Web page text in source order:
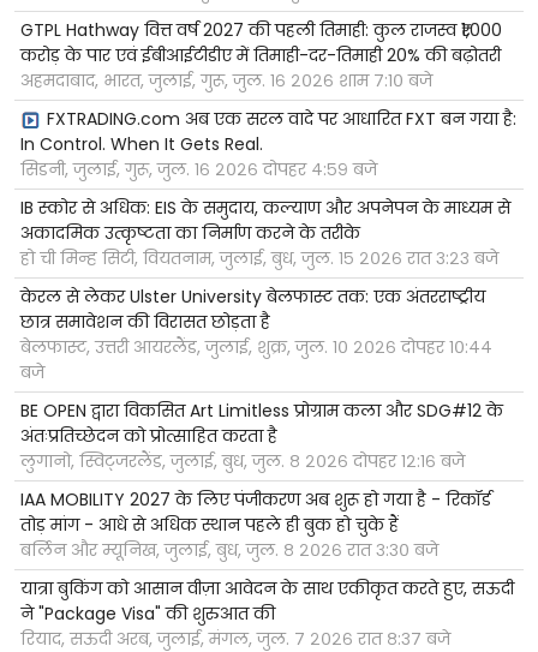
GTPL Hathway वित्त वर्ष 2027 की पहली तिमाही: कुल राजस्व ₹1,000
करोड़ के पार एवं ईबीआईटीडीए में तिमाही-दर-तिमाही 20% की बढ़ोतरी
अहमदाबाद, भारत, जुलाई, गुरू, जुल. १६ २०२६ शाम ७:१० बजे
FXTRADING.com अब एक सरल वादे पर आधारित FXT बन गया है:
In Control. When It Gets Real.
सिडनी, जुलाई, गुरू, जुल. १६ २०२६ दोपहर ४:५९ बजे
IB स्कोर से अधिक: EIS के समुदाय, कल्याण और अपनेपन के माध्यम से
अकादमिक उत्कृष्टता का निर्माण करने के तरीके
हो ची मिन्ह सिटी, वियतनाम, जुलाई, बुध, जुल. १५ २०२६ रात ३:२३ बजे
केरल से लेकर Ulster University बेलफास्ट तक: एक अंतरराष्ट्रीय
छात्र समावेशन की विरासत छोड़ता है
बेलफास्ट, उत्तरी आयरलैंड, जुलाई, शुक्र, जुल. १० २०२६ दोपहर १०:४४
बजे
BE OPEN द्वारा विकसित Art Limitless प्रोग्राम कला और SDG#12 के
अंतःप्रतिच्छेदन को प्रोत्साहित करता है
लुगानो, स्विट्जरलैंड, जुलाई, बुध, जुल. ८ २०२६ दोपहर १२:१६ बजे
IAA MOBILITY 2027 के लिए पंजीकरण अब शुरू हो गया है - रिकॉर्ड
तोड़ मांग - आधे से अधिक स्थान पहले ही बुक हो चुके हैं
बर्लिन और म्यूनिख, जुलाई, बुध, जुल. ८ २०२६ रात ३:३० बजे
यात्रा बुकिंग को आसान वीज़ा आवेदन के साथ एकीकृत करते हुए, सऊदी
ने "Package Visa" की शुरुआत की
रियाद, सऊदी अरब, जुलाई, मंगल, जुल. ७ २०२६ रात ८:३७ बजे